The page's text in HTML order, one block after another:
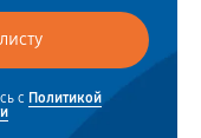
с Политикой